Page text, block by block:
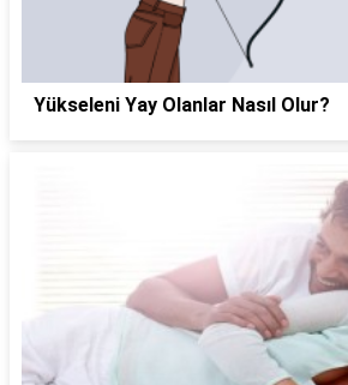
Yükseleni Yay Olanlar Nasıl Olur?